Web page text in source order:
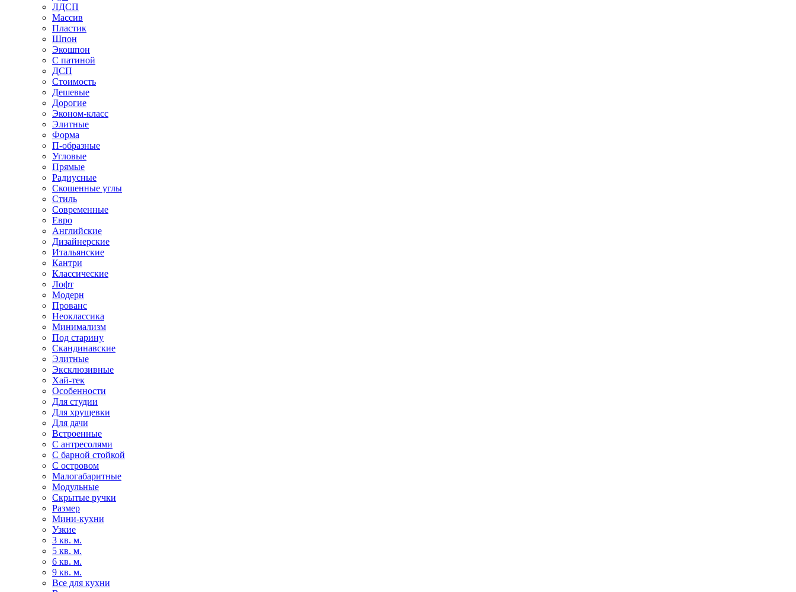
ЛДСП
Массив
Пластик
Шпон
Экошпон
С патиной
ДСП
Стоимость
Дешевые
Дорогие
Эконом-класс
Элитные
Форма
П-образные
Угловые
Прямые
Радиусные
Скошенные углы
Стиль
Современные
Евро
Английские
Дизайнерские
Итальянские
Кантри
Классические
Лофт
Модерн
Прованс
Неоклассика
Минимализм
Под старину
Скандинавские
Элитные
Эксклюзивные
Хай-тек
Особенности
Для студии
Для хрущевки
Для дачи
Встроенные
С антресолями
С барной стойкой
С островом
Малогабаритные
Модульные
Скрытые ручки
Размер
Мини-кухни
Узкие
3 кв. м.
5 кв. м.
6 кв. м.
9 кв. м.
Все для кухни